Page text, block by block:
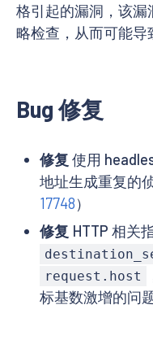
格引起的漏洞，该
略检查，从而可能导
Bug 修复
修复 使用
地址生成重复的
17748）
修复 HTTP 相关
request.host
标基数激增的问